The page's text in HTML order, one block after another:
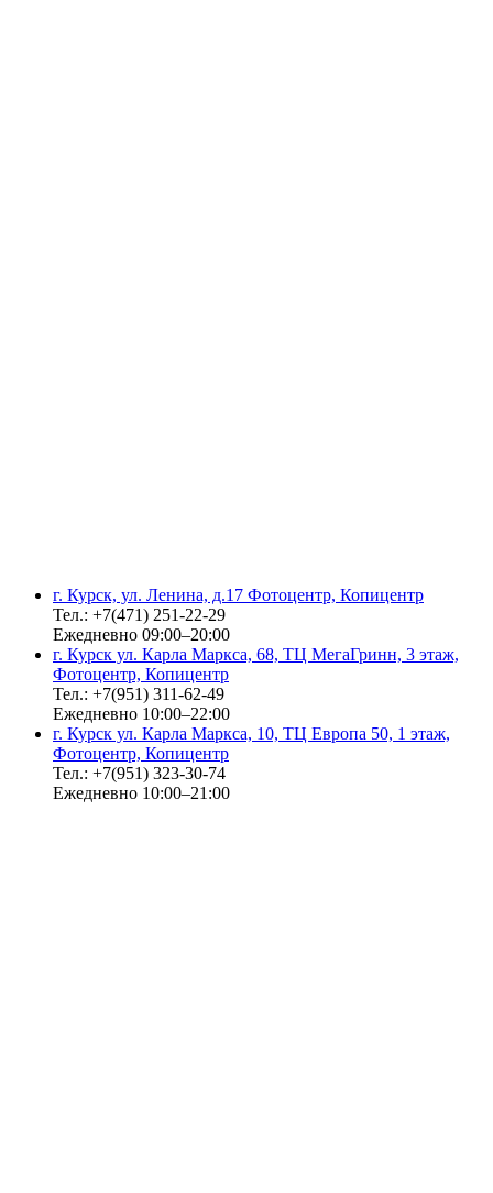
г. Курск, ул. Ленина, д.17 Фотоцентр, Копицентр
Тел.: +7(471) 251-22-29
Ежедневно 09:00–20:00
г. Курск ул. Карла Маркса, 68, ТЦ МегаГринн, 3 этаж,
Фотоцентр, Копицентр
Тел.: +7(951) 311-62-49
Ежедневно 10:00–22:00
г. Курск ул. Карла Маркса, 10, ТЦ Европа 50, 1 этаж,
Фотоцентр, Копицентр
Тел.: +7(951) 323-30-74
Ежедневно 10:00–21:00